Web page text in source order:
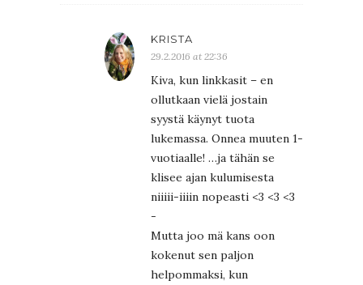
KRISTA
29.2.2016 at 22:36
Kiva, kun linkkasit – en
ollutkaan vielä jostain
syystä käynyt tuota
lukemassa. Onnea muuten 1-
vuotiaalle! …ja tähän se
klisee ajan kulumisesta
niiiii-iiiin nopeasti <3 <3 <3
-
Mutta joo mä kans oon
kokenut sen paljon
helpommaksi, kun